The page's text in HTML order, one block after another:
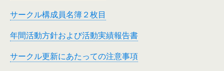
サークル構成員名簿２枚目
年間活動方針および活動実績報告書
サークル更新にあたっての注意事項